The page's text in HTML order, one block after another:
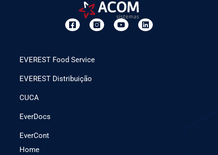
EVEREST Food Service
EVEREST Distribuição
CUCA
EverDocs
EverCont
Home